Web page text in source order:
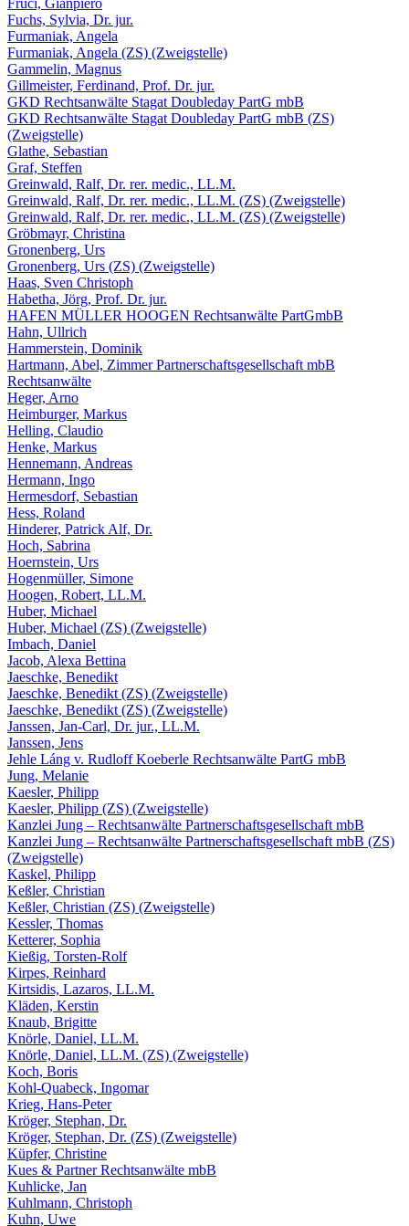
Fuchs, Sylvia, Dr. jur.
Furmaniak, Angela
Furmaniak, Angela (ZS) (Zweigstelle)
Gammelin, Magnus
Gillmeister, Ferdinand, Prof. Dr. jur.
GKD Rechtsanwälte Stagat Doubleday PartG mbB
GKD Rechtsanwälte Stagat Doubleday PartG mbB (ZS)
(Zweigstelle)
Glathe, Sebastian
Graf, Steffen
Greinwald, Ralf, Dr. rer. medic., LL.M.
Greinwald, Ralf, Dr. rer. medic., LL.M. (ZS) (Zweigstelle)
Greinwald, Ralf, Dr. rer. medic., LL.M. (ZS) (Zweigstelle)
Gröbmayr, Christina
Gronenberg, Urs
Gronenberg, Urs (ZS) (Zweigstelle)
Haas, Sven Christoph
Habetha, Jörg, Prof. Dr. jur.
HAFEN MÜLLER HOOGEN Rechtsanwälte PartGmbB
Hahn, Ullrich
Hammerstein, Dominik
Hartmann, Abel, Zimmer Partnerschaftsgesellschaft mbB
Rechtsanwälte
Heger, Arno
Heimburger, Markus
Helling, Claudio
Henke, Markus
Hennemann, Andreas
Hermann, Ingo
Hermesdorf, Sebastian
Hess, Roland
Hinderer, Patrick Alf, Dr.
Hoch, Sabrina
Hoernstein, Urs
Hogenmüller, Simone
Hoogen, Robert, LL.M.
Huber, Michael
Huber, Michael (ZS) (Zweigstelle)
Imbach, Daniel
Jacob, Alexa Bettina
Jaeschke, Benedikt
Jaeschke, Benedikt (ZS) (Zweigstelle)
Jaeschke, Benedikt (ZS) (Zweigstelle)
Janssen, Jan-Carl, Dr. jur., LL.M.
Janssen, Jens
Jehle Láng v. Rudloff Koeberle Rechtsanwälte PartG mbB
Jung, Melanie
Kaesler, Philipp
Kaesler, Philipp (ZS) (Zweigstelle)
Kanzlei Jung – Rechtsanwälte Partnerschaftsgesellschaft mbB
Kanzlei Jung – Rechtsanwälte Partnerschaftsgesellschaft mbB (ZS)
(Zweigstelle)
Kaskel, Philipp
Keßler, Christian
Keßler, Christian (ZS) (Zweigstelle)
Kessler, Thomas
Ketterer, Sophia
Kießig, Torsten-Rolf
Kirpes, Reinhard
Kirtsidis, Lazaros, LL.M.
Kläden, Kerstin
Knaub, Brigitte
Knörle, Daniel, LL.M.
Knörle, Daniel, LL.M. (ZS) (Zweigstelle)
Koch, Boris
Kohl-Quabeck, Ingomar
Krieg, Hans-Peter
Kröger, Stephan, Dr.
Kröger, Stephan, Dr. (ZS) (Zweigstelle)
Küpfer, Christine
Kues & Partner Rechtsanwälte mbB
Kuhlicke, Jan
Kuhlmann, Christoph
Kuhn, Uwe